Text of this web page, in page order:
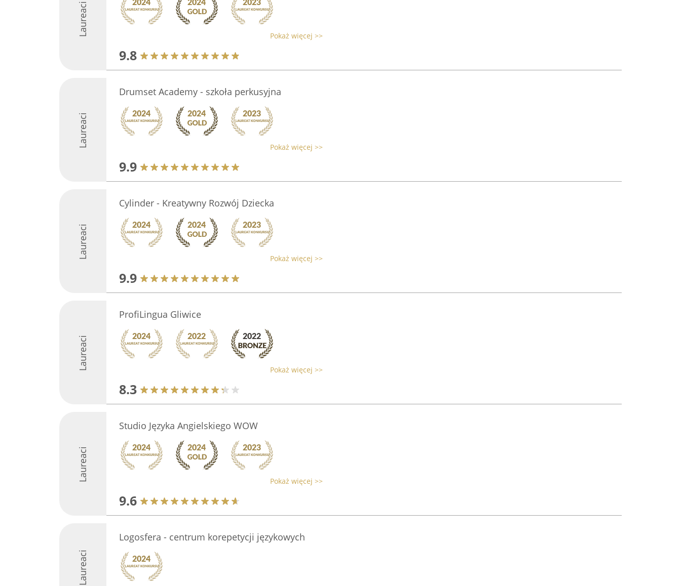
Laureaci Pokaż więcej >>
9.8
Laureaci
Drumset Academy - szkoła perkusyjna
Pokaż więcej >>
9.9
Laureaci
Cylinder - Kreatywny Rozwój Dziecka
Pokaż więcej >>
9.9
Laureaci
ProfiLingua Gliwice
Pokaż więcej >>
8.3
Laureaci
Studio Języka Angielskiego WOW
Pokaż więcej >>
9.6
Laureaci
Logosfera - centrum korepetycji językowych